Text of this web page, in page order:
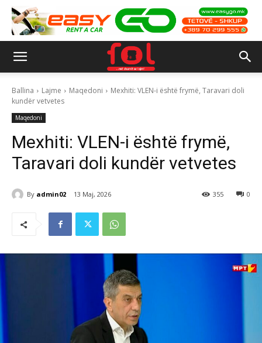
Ballina Lajme Maqedoni
Mexhiti: VLEN-i është frymë, Taravari doli
kundër vetvetes
Maqedoni
Mexhiti: VLEN-i është frymë,
Taravari doli kundër vetvetes
By admin02 13 Maj, 2026 0
355